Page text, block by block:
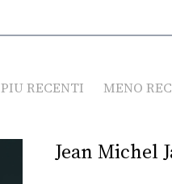
PIU RECENTI MENO
Jean Michel